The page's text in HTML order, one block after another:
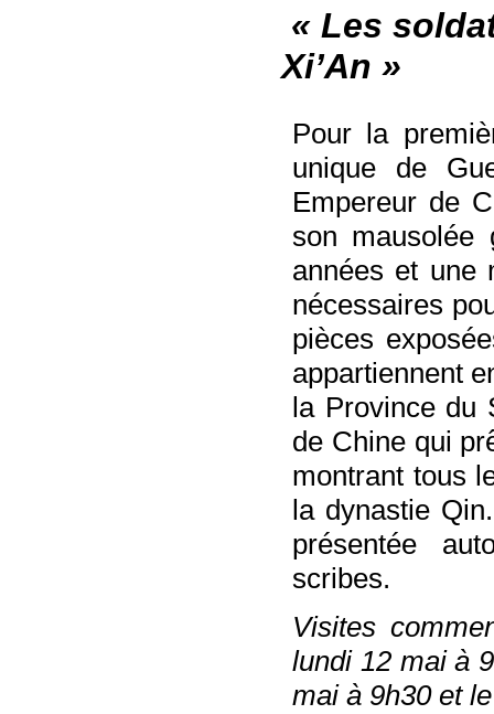
« Les
Xi’An »
Pour la
unique de
Empereur de
son mausolée
années et une
nécessaires
pièces
appartiennent
la Province du
de Chine qui
montrant tous
la dynastie
présentée
scribes.
Visites
lundi 12 mai à
mai à 9h30 et